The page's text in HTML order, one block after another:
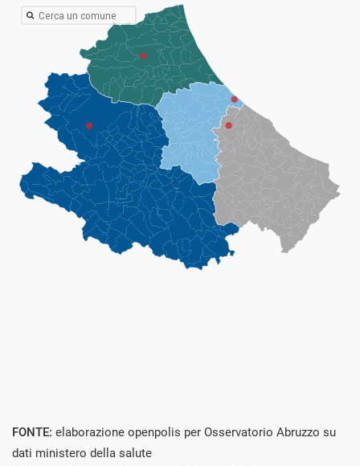
FONTE: elaborazione openpolis per Osservatorio Abruzzo su
dati ministero della salute